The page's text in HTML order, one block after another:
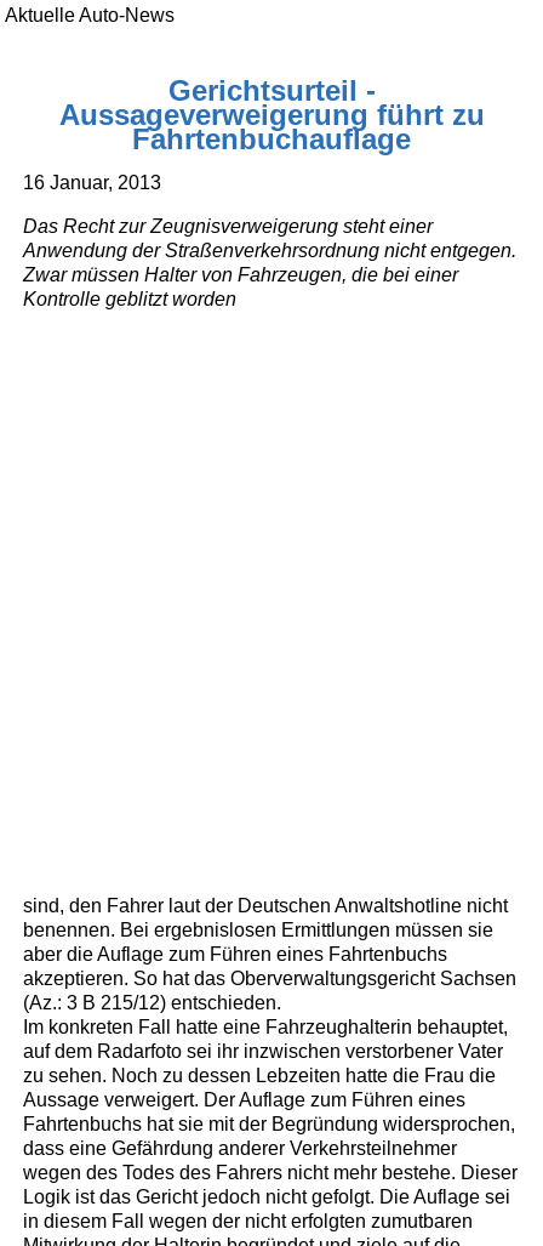
Aktuelle Auto-News
Gerichtsurteil -
Aussageverweigerung führt zu
Fahrtenbuchauflage
16 Januar, 2013
Das Recht zur Zeugnisverweigerung steht einer
Anwendung der Straßenverkehrsordnung nicht entgegen.
Zwar müssen Halter von Fahrzeugen, die bei einer
Kontrolle geblitzt worden
sind, den Fahrer laut der Deutschen Anwaltshotline nicht
benennen. Bei ergebnislosen Ermittlungen müssen sie
aber die Auflage zum Führen eines Fahrtenbuchs
akzeptieren. So hat das Oberverwaltungsgericht Sachsen
(Az.: 3 B 215/12) entschieden.
Im konkreten Fall hatte eine Fahrzeughalterin behauptet,
auf dem Radarfoto sei ihr inzwischen verstorbener Vater
zu sehen. Noch zu dessen Lebzeiten hatte die Frau die
Aussage verweigert. Der Auflage zum Führen eines
Fahrtenbuchs hat sie mit der Begründung widersprochen,
dass eine Gefährdung anderer Verkehrsteilnehmer
wegen des Todes des Fahrers nicht mehr bestehe. Dieser
Logik ist das Gericht jedoch nicht gefolgt. Die Auflage sei
in diesem Fall wegen der nicht erfolgten zumutbaren